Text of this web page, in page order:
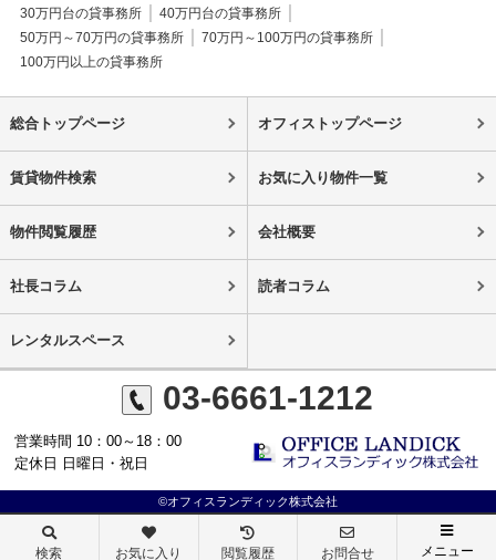
30万円台の貸事務所
40万円台の貸事務所
50万円～70万円の貸事務所
70万円～100万円の貸事務所
100万円以上の貸事務所
総合トップページ オフィストップページ
賃貸物件検索 お気に入り物件一覧
物件閲覧履歴 会社概要
社長コラム 読者コラム
レンタルスペース
03-6661-1212
営業時間 10：00～18：00
定休日 日曜日・祝日
©オフィスランディック株式会社
検索 お気に入り 閲覧履歴 お問合せ メニュー